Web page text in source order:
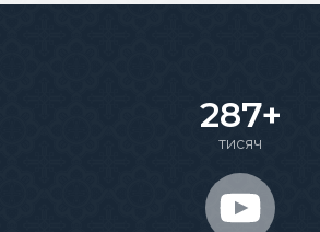
287+
тисяч